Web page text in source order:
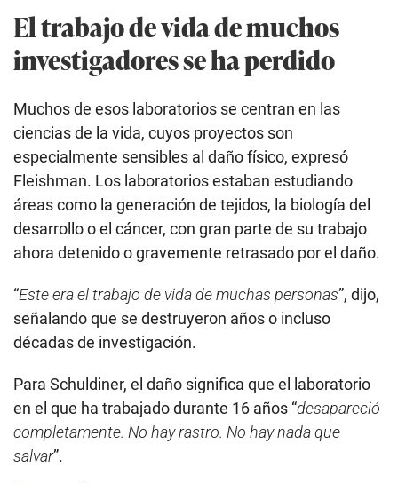
El trabajo de vida de muchos
investigadores se ha perdido
Muchos de esos laboratorios se centran en las
ciencias de la vida, cuyos proyectos son
especialmente sensibles al daño físico, expresó
Fleishman. Los laboratorios estaban estudiando
áreas como la generación de tejidos, la biología del
desarrollo o el cáncer, con gran parte de su trabajo
ahora detenido o gravemente retrasado por el daño.
“Este era el trabajo de vida de muchas personas”, dijo,
señalando que se destruyeron años o incluso
décadas de investigación.
Para Schuldiner, el daño significa que el laboratorio
en el que ha trabajado durante 16 años “desapareció
completamente. No hay rastro. No hay nada que
salvar”.